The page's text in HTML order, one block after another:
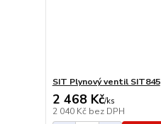
SIT Plynový ventil SIT845
2 468 Kč/ks
2 040 Kč bez DPH